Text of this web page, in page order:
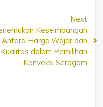
Next
Keseimbangan
Antara Harga Wajar dan
Kualitas dalam Pemilihan
Konveksi Seragam